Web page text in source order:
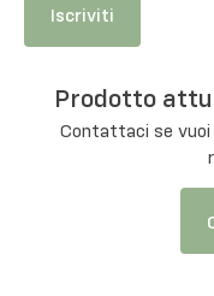
Iscriviti
Prodotto
Contattaci se vuoi